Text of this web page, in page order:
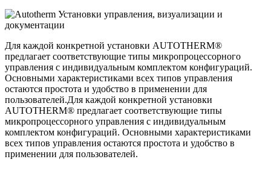
Для каждой конкретной установки AUTOTHERM®
предлагает соответствующие типы микропроцессорного
управления с индивидуальным комплектом конфигураций.
Основными характеристиками всех типов управления
остаются простота и удобство в применении для
пользователей.Для каждой конкретной установки
AUTOTHERM® предлагает соответствующие типы
микропроцессорного управления с индивидуальным
комплектом конфигураций. Основными характеристиками
всех типов управления остаются простота и удобство в
применении для пользователей.